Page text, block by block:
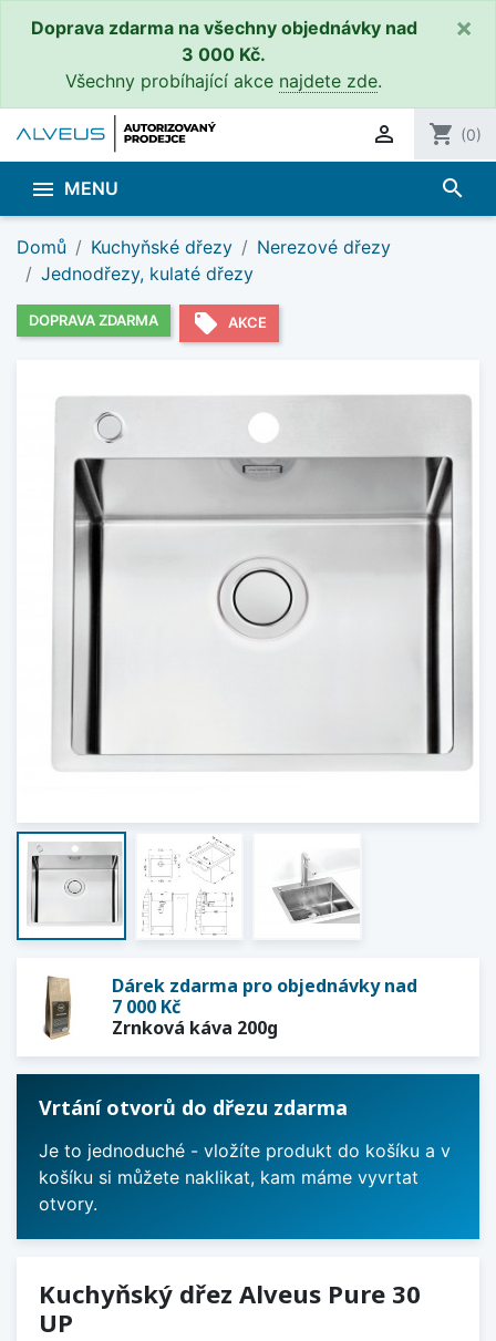
Doprava zdarma na všechny objednávky nad
3 000 Kč.
Všechny probíhající akce najdete zde.
×
 shopping_cart (0)
 MENU search
Domů Kuchyňské dřezy
Nerezové dřezy
Jednodřezy, kulaté dřezy
DOPRAVA ZDARMA local_offer AKCE
Dárek zdarma pro objednávky nad
7 000 Kč
Zrnková káva 200g
Vrtání otvorů do dřezu zdarma
Je to jednoduché - vložíte produkt do košíku a v
košíku si můžete naklikat, kam máme vyvrtat
otvory.
Kuchyňský dřez Alveus Pure 30
UP